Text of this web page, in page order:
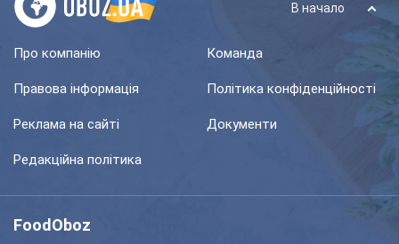
В начало
Про компанію Команда
Правова інформація Політика конфіденційності
Реклама на сайті Документи
Редакційна політика
FoodOboz